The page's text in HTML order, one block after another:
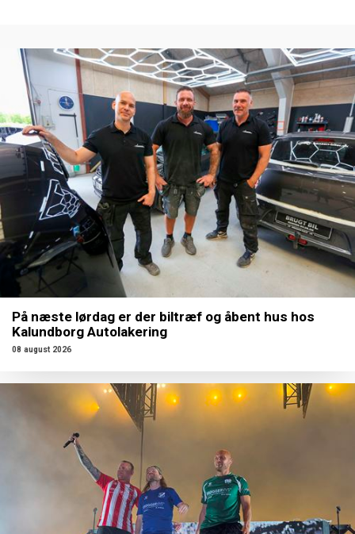
På næste lørdag er der biltræf og åbent hus hos
Kalundborg Autolakering
08 august 2026